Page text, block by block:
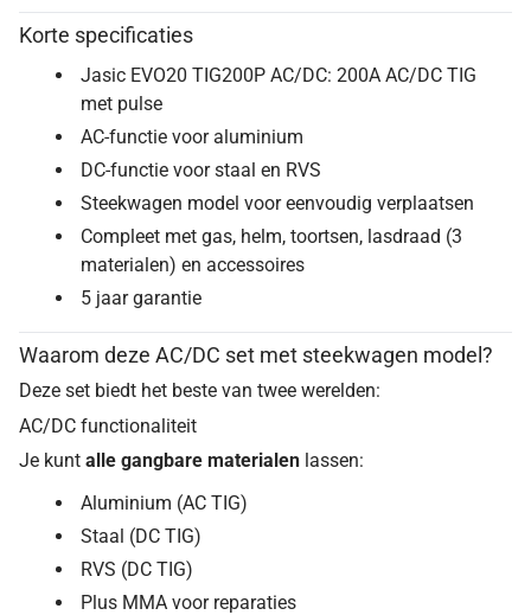
Korte specificaties
Jasic EVO20 TIG200P AC/DC: 200A AC/DC TIG
met pulse
AC-functie voor aluminium
DC-functie voor staal en RVS
Steekwagen model voor eenvoudig verplaatsen
Compleet met gas, helm, toortsen, lasdraad (3
materialen) en accessoires
5 jaar garantie
Waarom deze AC/DC set met steekwagen model?
Deze set biedt het beste van twee werelden:
AC/DC functionaliteit
Je kunt alle gangbare materialen lassen:
Aluminium (AC TIG)
Staal (DC TIG)
RVS (DC TIG)
Plus MMA voor reparaties